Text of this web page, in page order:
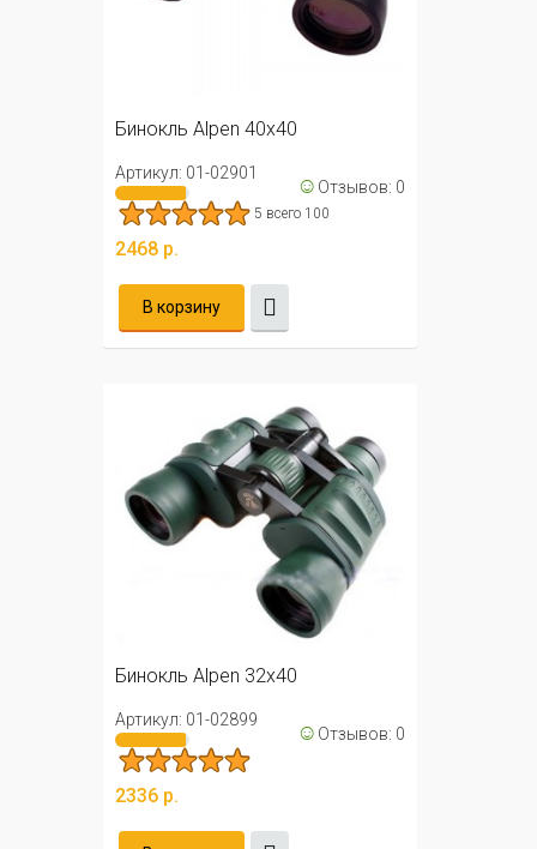
Бинокль Alpen 40x40
Артикул: 01-02901 ☺ Отзывов: 0
5 всего 100
2468 р.
В корзину
Бинокль Alpen 32x40
Артикул: 01-02899 ☺ Отзывов: 0
2336 р.